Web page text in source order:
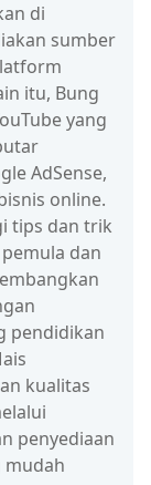
di
sumber
itu, Bung
yang
AdSense,
online.
tips dan trik
dan
pendidikan
kualitas
penyediaan
mudah